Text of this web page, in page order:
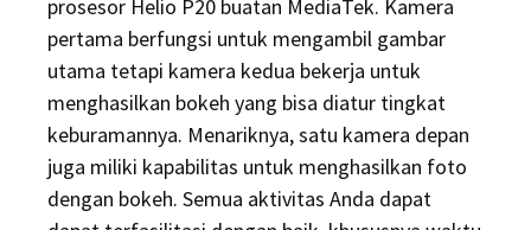
prosesor Helio P20 buatan MediaTek. Kamera
pertama berfungsi untuk mengambil gambar
utama tetapi kamera kedua bekerja untuk
menghasilkan bokeh yang bisa diatur tingkat
keburamannya. Menariknya, satu kamera depan
juga miliki kapabilitas untuk menghasilkan foto
dengan bokeh. Semua aktivitas Anda dapat